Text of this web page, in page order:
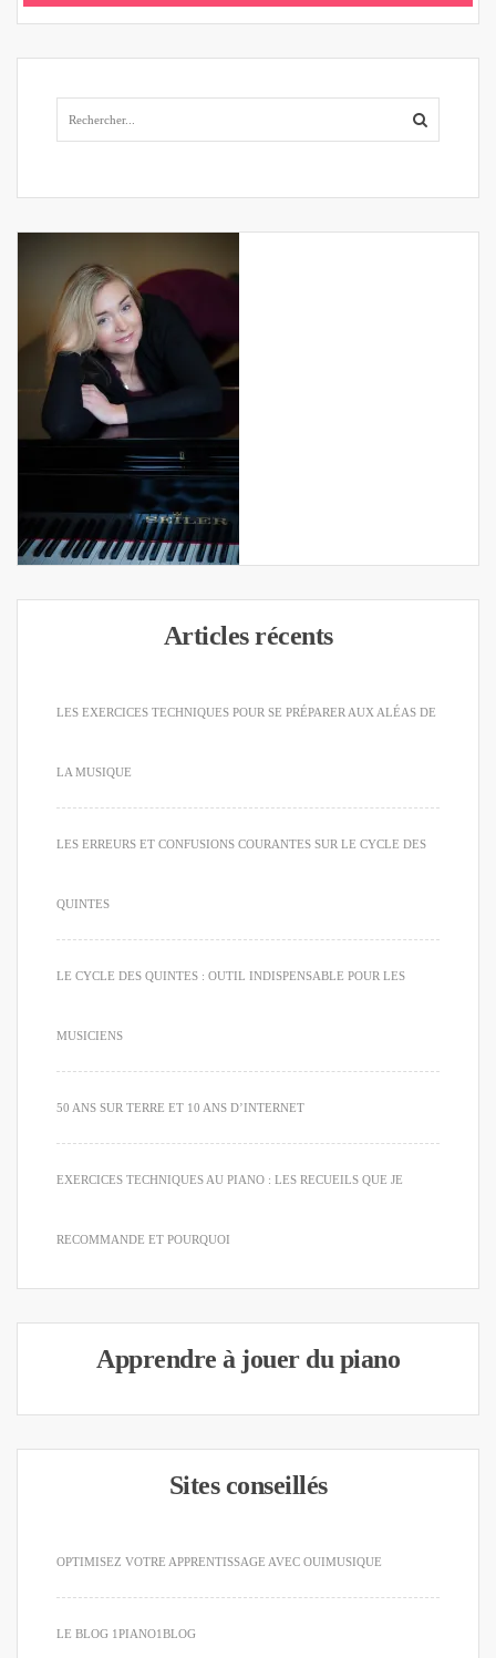
Articles récents
LES EXERCICES TECHNIQUES POUR SE PRÉPARER AUX ALÉAS DE
LA MUSIQUE
LES ERREURS ET CONFUSIONS COURANTES SUR LE CYCLE DES
QUINTES
LE CYCLE DES QUINTES : OUTIL INDISPENSABLE POUR LES
MUSICIENS
50 ANS SUR TERRE ET 10 ANS D’INTERNET
EXERCICES TECHNIQUES AU PIANO : LES RECUEILS QUE JE
RECOMMANDE ET POURQUOI
Apprendre à jouer du piano
Sites conseillés
OPTIMISEZ VOTRE APPRENTISSAGE AVEC OUIMUSIQUE
LE BLOG 1PIANO1BLOG